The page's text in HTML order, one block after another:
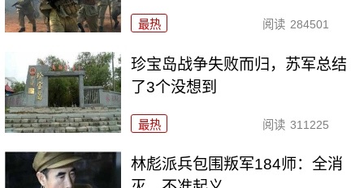
最热 阅读 284501
珍宝岛战争失败而归，苏军总结
了3个没想到
最热 阅读 311225
林彪派兵包围叛军184师：全消